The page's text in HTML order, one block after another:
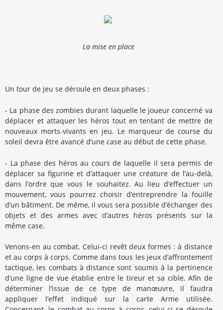
La mise en place
Un tour de jeu se déroule en deux phases :
- La phase des zombies durant laquelle le joueur concerné va
déplacer et attaquer les héros tout en tentant de mettre de
nouveaux morts-vivants en jeu. Le marqueur de course du
soleil devra être avancé d’une case au début de cette phase.
- La phase des héros au cours de laquelle il sera permis de
déplacer sa figurine et d’attaquer une créature de l’au-delà,
dans l’ordre que vous le souhaitez. Au lieu d’effectuer un
mouvement, vous pourrez choisir d’entreprendre la fouille
d’un bâtiment. De même, il vous sera possible d’échanger des
objets et des armes avec d’autres héros présents sur la
même case.
Venons-en au combat. Celui-ci revêt deux formes : à distance
et au corps à corps. Comme dans tous les jeux d’affrontement
tactique, les combats à distance sont soumis à la pertinence
d’une ligne de vue établie entre le tireur et sa cible. Afin de
déterminer l’issue de ce type de manœuvre, il faudra
appliquer l’effet indiqué sur la carte Arme utilisée.